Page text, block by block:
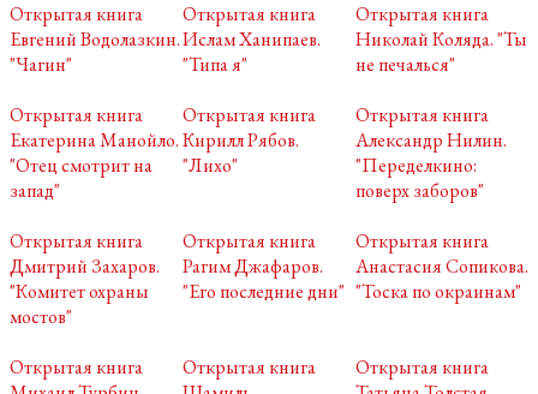
Открытая книга
Евгений Водолазкин.
"Чагин"
Открытая книга
Ислам Ханипаев.
"Типа я"
Открытая книга
Николай Коляда. "Ты
не печалься"
Открытая книга
Екатерина Манойло.
"Отец смотрит на
запад"
Открытая книга
Кирилл Рябов.
"Лихо"
Открытая книга
Александр Нилин.
"Переделкино:
поверх заборов"
Открытая книга
Дмитрий Захаров.
"Комитет охраны
мостов"
Открытая книга
Рагим Джафаров.
"Его последние дни"
Открытая книга
Анастасия Сопикова.
"Тоска по окраинам"
Открытая книга
Открытая книга
Открытая книга